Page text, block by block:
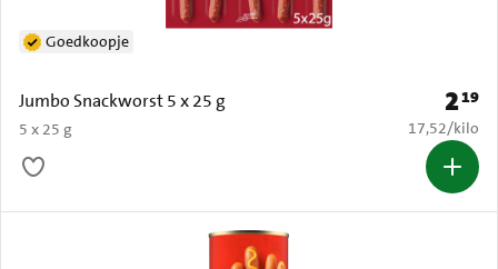
Jumbo Snackworst 5 x 25 g
5 x 25 g
Goedkoopje
Prijs:
219
€ 17,52 per
17,52/kilo